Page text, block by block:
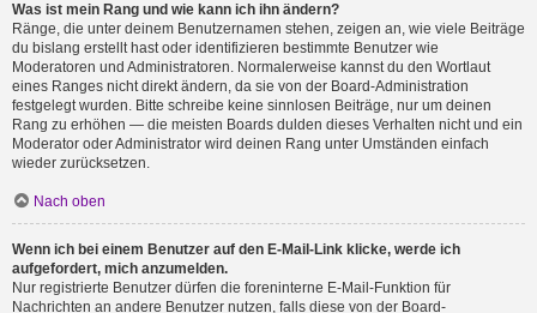
Was ist mein Rang und wie kann ich ihn ändern?
Ränge, die unter deinem Benutzernamen stehen, zeigen an, wie viele Beiträge
du bislang erstellt hast oder identifizieren bestimmte Benutzer wie
Moderatoren und Administratoren. Normalerweise kannst du den Wortlaut
eines Ranges nicht direkt ändern, da sie von der Board-Administration
festgelegt wurden. Bitte schreibe keine sinnlosen Beiträge, nur um deinen
Rang zu erhöhen — die meisten Boards dulden dieses Verhalten nicht und ein
Moderator oder Administrator wird deinen Rang unter Umständen einfach
wieder zurücksetzen.
Nach oben
Wenn ich bei einem Benutzer auf den E-Mail-Link klicke, werde ich
aufgefordert, mich anzumelden.
Nur registrierte Benutzer dürfen die foreninterne E-Mail-Funktion für
Nachrichten an andere Benutzer nutzen, falls diese von der Board-